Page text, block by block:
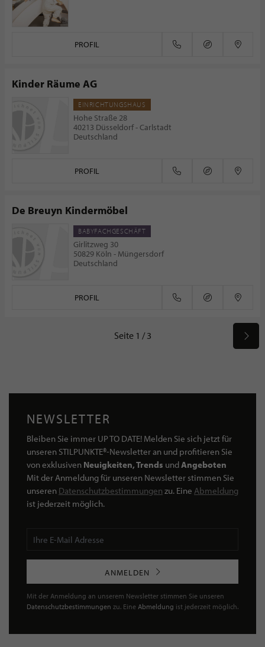
PROFIL
Kinder Räume AG
EINRICHTUNGSHAUS
Hohe Straße 28
40213 Düsseldorf - Carlstadt
Deutschland
PROFIL
De Breuyn Kindermöbel
BABYFACHGESCHÄFT
Girlitzweg 30
50829 Köln - Müngersdorf
Deutschland
PROFIL
Seite 1 / 3
NEWSLETTER
Bleiben Sie immer UP TO DATE! Melden Sie sich jetzt für
unseren STILPUNKTE®-Newsletter an und profitieren Sie
von exklusiven Neuigkeiten, Trends undAngeboten
Mit der Anmeldung für unseren Newsletter stimmen Sie
unseren Datenschutzbestimmungen zu. Eine Abmeldung
ist jederzeit möglich.
ANMELDEN
Mit der Anmeldung an unserem Newsletter stimmen Sie unseren
Datenschutzbestimmungen zu. Eine Abmeldung ist jederzeit möglich.